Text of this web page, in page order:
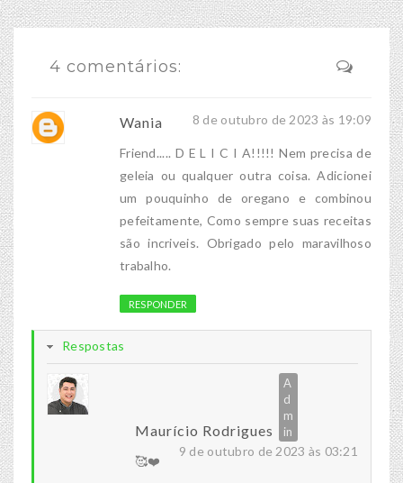
4 comentários:
Wania 8 de outubro de 2023 às 19:09
Friend..... D E L I C I A!!!!! Nem precisa de
geleia ou qualquer outra coisa. Adicionei
um pouquinho de oregano e combinou
pefeitamente, Como sempre suas receitas
são incriveis. Obrigado pelo maravilhoso
trabalho.
RESPONDER
Respostas
Maurício Rodrigues
9 de outubro de 2023 às 03:21
🥰❤️